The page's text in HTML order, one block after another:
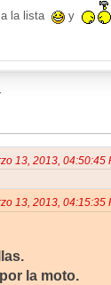
la lista
y
13, 2013, 04:50:45
13, 2013, 04:15:35
la moto.